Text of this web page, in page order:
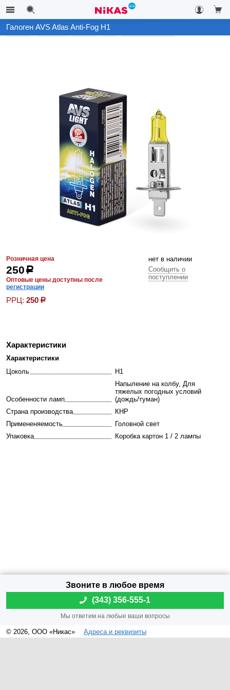
Галоген
Галоген AVS Atlas Anti-Fog H1
Розничная цена
250р
Оптовые цены доступны после
регистрации
РРЦ: 250 р
нет в наличии
Сообщить о
поступлении
Характеристики
Характеристики
Цоколь
H1
Особенности ламп
Напыление на колбу Для
тяжелых погодных условий
(дождь/туман)
Страна производства
КНР
Примененяемость
Головной свет
Упаковка
Коробка картон 1 / 2 лампы
© 2026, ООО «Никас» Адреса и реквизиты
(343) 356-555-1